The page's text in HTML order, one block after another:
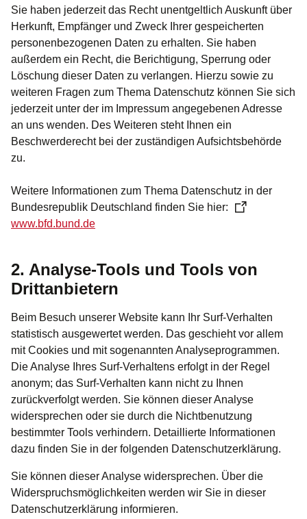
Sie haben jederzeit das Recht unentgeltlich Auskunft über
Herkunft, Empfänger und Zweck Ihrer gespeicherten
personenbezogenen Daten zu erhalten. Sie haben
außerdem ein Recht, die Berichtigung, Sperrung oder
Löschung dieser Daten zu verlangen. Hierzu sowie zu
weiteren Fragen zum Thema Datenschutz können Sie sich
jederzeit unter der im Impressum angegebenen Adresse
an uns wenden. Des Weiteren steht Ihnen ein
Beschwerderecht bei der zuständigen Aufsichtsbehörde
zu.
Weitere Informationen zum Thema Datenschutz in der
Bundesrepublik Deutschland finden Sie hier:
www.bfd.bund.de
2. Analyse-Tools und Tools von
Drittanbietern
Beim Besuch unserer Website kann Ihr Surf-Verhalten
statistisch ausgewertet werden. Das geschieht vor allem
mit Cookies und mit sogenannten Analyseprogrammen.
Die Analyse Ihres Surf-Verhaltens erfolgt in der Regel
anonym; das Surf-Verhalten kann nicht zu Ihnen
zurückverfolgt werden. Sie können dieser Analyse
widersprechen oder sie durch die Nichtbenutzung
bestimmter Tools verhindern. Detaillierte Informationen
dazu finden Sie in der folgenden Datenschutzerklärung.
Sie können dieser Analyse widersprechen. Über die
Widerspruchsmöglichkeiten werden wir Sie in dieser
Datenschutzerklärung informieren.